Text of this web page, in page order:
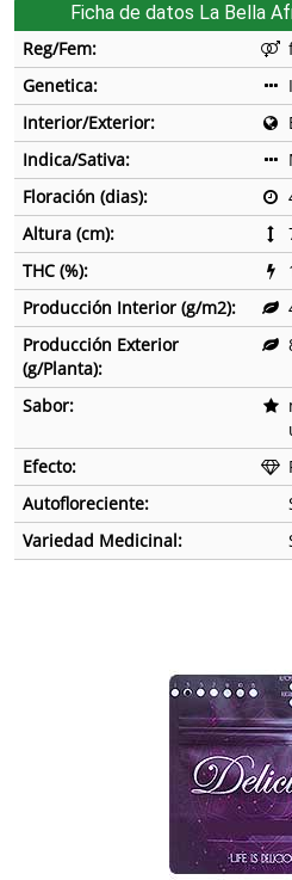
Ficha de datos La Bella
Reg/Fem:
Genetica:
Interior/Exterior:
Indica/Sativa:
Floración (dias):
Altura (cm):
THC (%):
Producción Interior (g/m2):
Producción Exterior
(g/Planta):
Sabor:
Efecto:
Autofloreciente:
Variedad Medicinal: